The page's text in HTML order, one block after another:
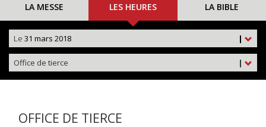
LA MESSE LES HEURES LA BIBLE
|
Le 31 mars 2018
|
Office de tierce
OFFICE DE TIERCE